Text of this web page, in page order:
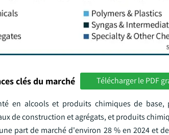
clés du marché Télécharger le PDF
en alcools et produits chimiques de base,
de construction et agrégats, et produits
part de marché d'environ 28 % en 2024 et